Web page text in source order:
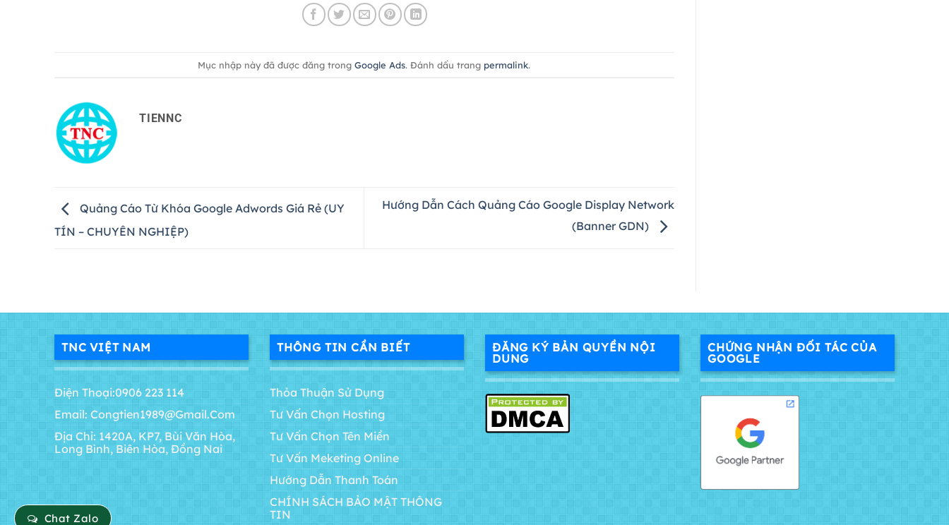
Mục nhập này đã được đăng trongGoogle Ads. Đánh dấu trang permalink.
TIENNC
Quảng Cáo Từ Khóa Google Adwords Giá Rẻ (UY
TÍN – CHUYÊN NGHIỆP)
Hướng Dẫn Cách Quảng Cáo Google Display Network
(Banner GDN)
TNC VIỆT NAM
Điện Thoại:0906 223 114
Email: Congtien1989@gmail.com
Địa Chỉ: 1420A, KP7, Bùi Văn Hòa,
Long Bình, Biên Hòa, Đồng Nai
THÔNG TIN CẦN BIẾT
Thỏa Thuận Sử Dụng
Tư Vấn Chọn Hosting
Tư Vấn Chọn Tên Miền
Tư Vấn Meketing Online
Hướng Dẫn Thanh Toán
CHÍNH SÁCH BẢO MẬT THÔNG
TIN
ĐĂNG KÝ BẢN QUYỀN NỘI
DUNG
CHỨNG NHẬN ĐỐI TÁC CỦA
GOOGLE
Chat Zalo